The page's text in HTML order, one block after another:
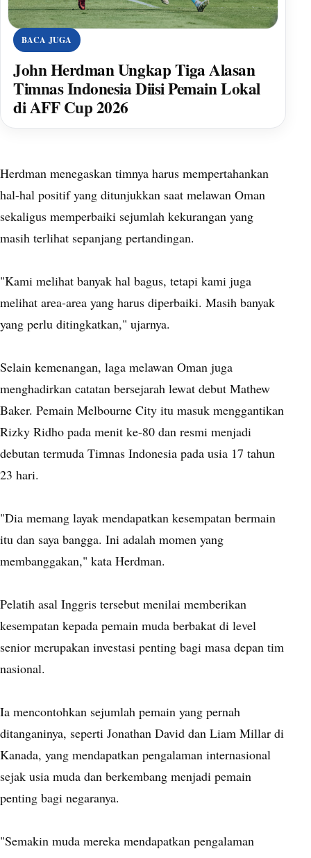
BACA JUGA
John Herdman Ungkap Tiga Alasan
Timnas Indonesia Diisi Pemain Lokal
di AFF Cup 2026
Herdman menegaskan timnya harus mempertahankan
hal-hal positif yang ditunjukkan saat melawan Oman
sekaligus memperbaiki sejumlah kekurangan yang
masih terlihat sepanjang pertandingan.
"Kami melihat banyak hal bagus, tetapi kami juga
melihat area-area yang harus diperbaiki. Masih banyak
yang perlu ditingkatkan," ujarnya.
Selain kemenangan, laga melawan Oman juga
menghadirkan catatan bersejarah lewat debut Mathew
Baker. Pemain Melbourne City itu masuk menggantikan
Rizky Ridho pada menit ke-80 dan resmi menjadi
debutan termuda Timnas Indonesia pada usia 17 tahun
23 hari.
"Dia memang layak mendapatkan kesempatan bermain
itu dan saya bangga. Ini adalah momen yang
membanggakan," kata Herdman.
Pelatih asal Inggris tersebut menilai memberikan
kesempatan kepada pemain muda berbakat di level
senior merupakan investasi penting bagi masa depan tim
nasional.
Ia mencontohkan sejumlah pemain yang pernah
ditanganinya, seperti Jonathan David dan Liam Millar di
Kanada, yang mendapatkan pengalaman internasional
sejak usia muda dan berkembang menjadi pemain
penting bagi negaranya.
"Semakin muda mereka mendapatkan pengalaman